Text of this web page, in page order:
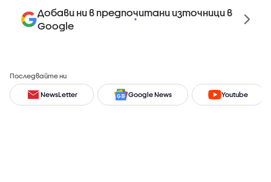
Добави ни в предпочитани източници в
Google
Последвайте ни
NewsLetter Google News Youtube